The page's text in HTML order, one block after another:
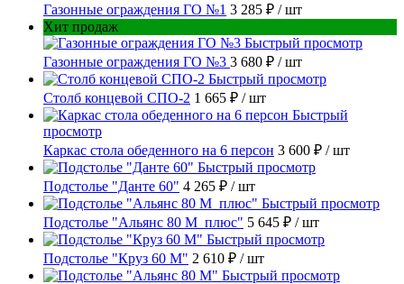
Газонные ограждения ГО №1 3 285 ₽ / шт
Хит продаж
Быстрый просмотр
Газонные ограждения ГО №3 3 680 ₽ / шт
Быстрый просмотр
Столб концевой СПО-2 1 665 ₽ / шт
Быстрый
просмотр
Каркас стола обеденного на 6 персон 3 600 ₽ / шт
Быстрый просмотр
Подстолье "Данте 60" 4 265 ₽ / шт
Быстрый просмотр
Подстолье "Альянс 80 М_плюс" 5 645 ₽ / шт
Быстрый просмотр
Подстолье "Круз 60 М" 2 610 ₽ / шт
Быстрый просмотр